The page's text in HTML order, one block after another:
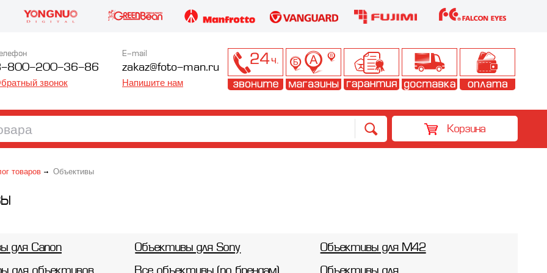
800-200-36-86
звонок
E-mail
zakaz@foto-man.ru
Напишите нам
Корзина
товаров Объективы
для Canon Объективы для Sony
Объективы для M42